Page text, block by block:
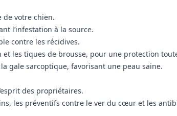
de votre chien.
l’infestation à la source.
contre les récidives.
les tiques de brousse, pour une protection
gale sarcoptique, favorisant une peau saine.
des propriétaires.
les préventifs contre le ver du cœur et les